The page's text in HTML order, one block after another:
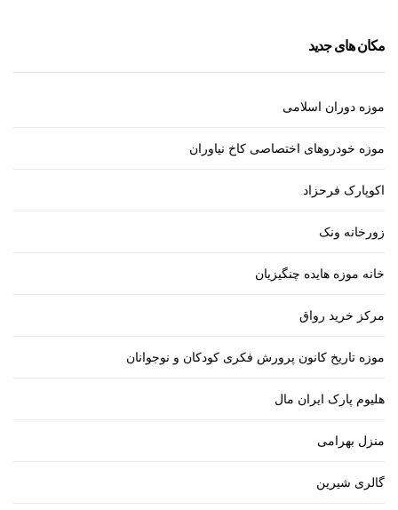
مکان های جدید
موزه دوران اسلامی
موزه خودروهای اختصاصی کاخ نیاوران
اکوپارک فرحزاد
زورخانه ونک
خانه موزه هایده چنگیزیان
مرکز خرید رواق
موزه تاریخ کانون پرورش فکری کودکان و نوجوانان
هلیوم پارک ایران مال
منزل بهرامی
گالری شیرین